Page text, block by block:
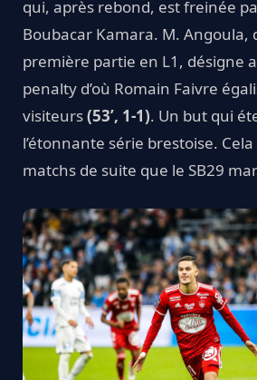
qui, après rebond, est freinée
Boubacar Kamara. M. Angoula,
première partie en L1, désigne
penalty d’où Romain Faivre
visiteurs(53’, 1-1). Un but qui
l’étonnante série brestoise.
matchs de suite que le SB29